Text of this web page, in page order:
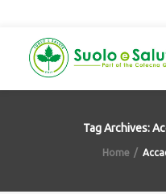
Tag Archives:
Home